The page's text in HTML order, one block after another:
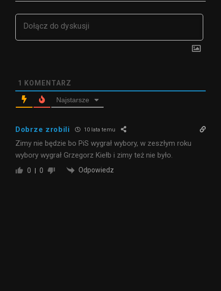
1 KOMENTARZ
Najstarsze
Dobrze zrobili 10 lata temu
Zimy nie będzie bo PiS wygrał wybory, w zeszłym roku
wybory wygrał Grzegorz Kiełb i zimy też nie było.
0 0 Odpowiedz